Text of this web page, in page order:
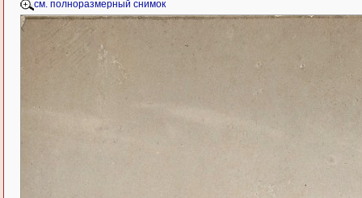
см. полноразмерный снимок